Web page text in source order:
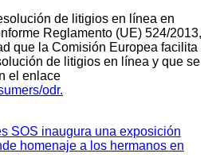
de litigios en línea en
Reglamento (UE) 524/2013,
que la Comisión Europea facilita
de litigios en línea y que se
el enlace
odr.